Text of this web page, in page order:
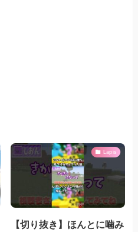
Lapis
【切り抜き】ほんとに噛み